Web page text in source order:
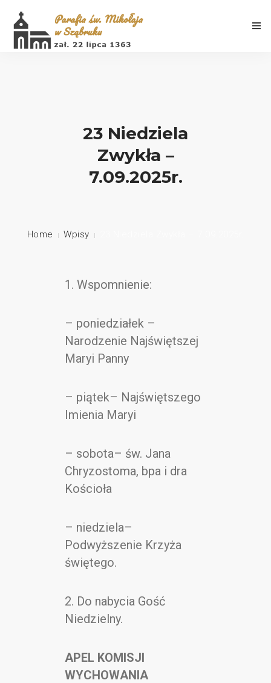
Porządek Mszy Świętych
23 Niedziela
Zwykła –
7.09.2025r.
Home Wpisy
1. Wspomnienie:
– poniedziałek –
Narodzenie Najświętszej
Maryi Panny
– piątek– Najświętszego
Imienia Maryi
– sobota– św. Jana
Chryzostoma, bpa i dra
Kościoła
– niedziela–
Podwyższenie Krzyża
świętego.
2. Do nabycia Gość
Niedzielny.
APEL KOMISJI
WYCHOWANIA